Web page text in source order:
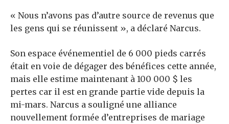
« Nous n’avons pas d’autre source de revenus que
les gens qui se réunissent », a déclaré Narcus.
Son espace événementiel de 6 000 pieds carrés
était en voie de dégager des bénéfices cette année,
mais elle estime maintenant à 100 000 $ les
pertes car il est en grande partie vide depuis la
mi-mars. Narcus a souligné une alliance
nouvellement formée d’entreprises de mariage